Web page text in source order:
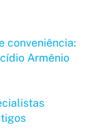
conveniência:
Armênio